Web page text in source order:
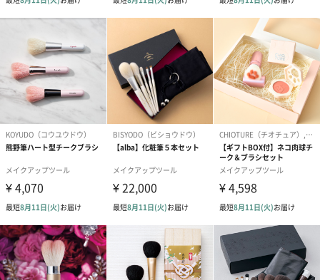
Brush 06 : Contour brush
立体的な顔を表現するために簡単にシェーディングできるように
作られた斜め型ブラシです。
Brush 07 : Blusher brush
平たく柔らかいためチークやハイライト、パウダーなど多様に活
用できるブラシです。